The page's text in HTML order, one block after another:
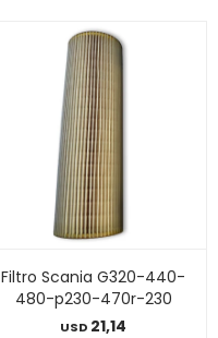
Filtro Scania G320-440-
480-p230-470r-230
USD 21,14